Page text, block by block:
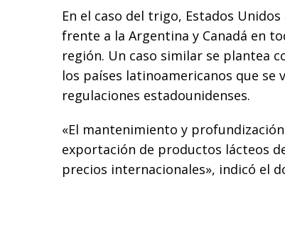
En el caso del trigo, Estados
frente a la Argentina y Canadá en
región. Un caso similar se plantea
los países latinoamericanos que se
regulaciones estadounidenses.
«El mantenimiento y
exportación de productos lácteos
precios internacionales», indicó el